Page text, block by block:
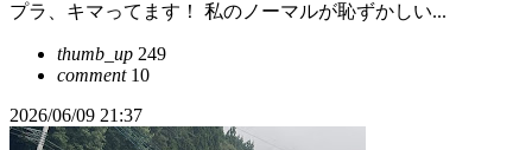
プラ、キマってます！ 私のノーマルが恥ずかしい...
thumb_up 249
comment10
2026/06/09 21:37